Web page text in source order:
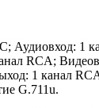
Аудиовход: 1
RCA;
1 канал
G.711u.